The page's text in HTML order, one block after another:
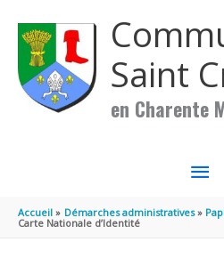
Saint
en Charente
Accueil Démarches administratives
Carte Nationale d’Identité